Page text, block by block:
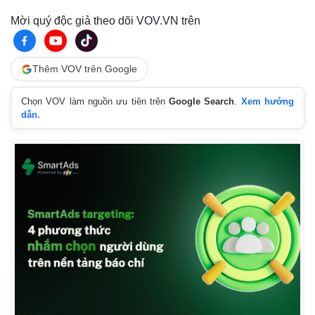
Mời quý độc giả theo dõi VOV.VN trên
Thêm VOV trên Google
Chọn VOV làm nguồn ưu tiên trênGoogle Search. Xem hướng
dẫn.